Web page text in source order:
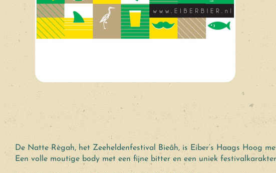
De Natte Règah, het Zeeheldenfestival Bieâh, is Eiber’s Haags Hoog
Een volle moutige body met een fijne bitter en een uniek